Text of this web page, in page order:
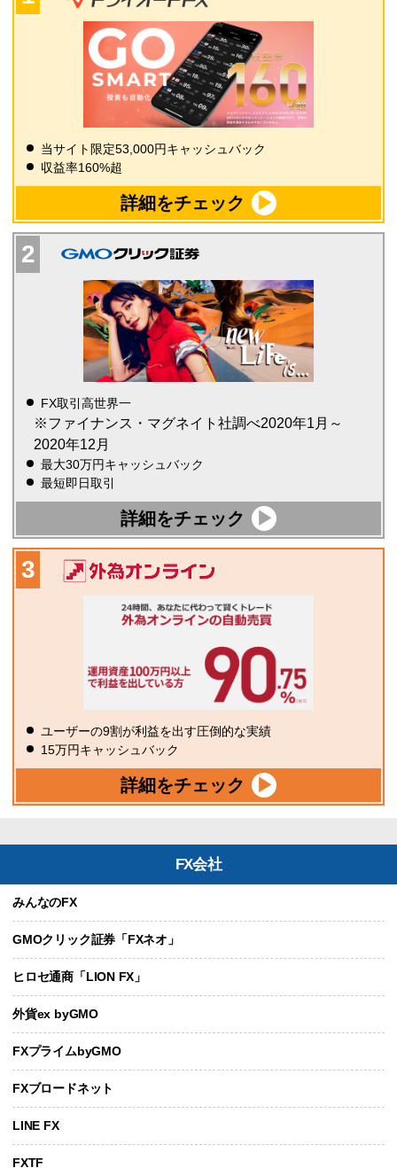
当サイト限定53,000円キャッシュバック
収益率160%超
詳細をチェック
FX取引高世界一
※ファイナンス・マグネイト社調べ2020年1月～
2020年12月
最大30万円キャッシュバック
最短即日取引
詳細をチェック
ユーザーの9割が利益を出す圧倒的な実績
15万円キャッシュバック
詳細をチェック
FX会社
みんなのFX
GMOクリック証券「FXネオ」
ヒロセ通商「LION FX」
外貨ex byGMO
FXプライムbyGMO
FXブロードネット
LINE FX
FXTF